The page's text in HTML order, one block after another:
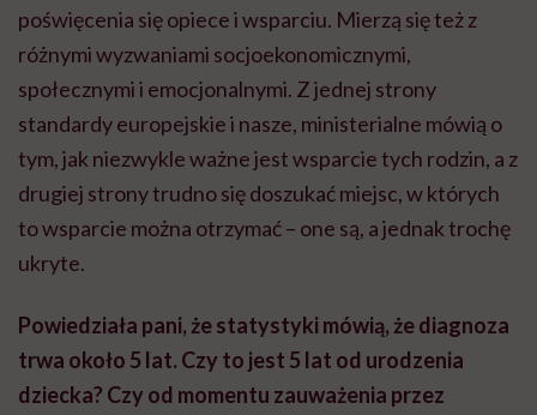
poświęcenia się opiece i wsparciu. Mierzą się też z
różnymi wyzwaniami socjoekonomicznymi,
społecznymi i emocjonalnymi. Z jednej strony
standardy europejskie i nasze, ministerialne mówią o
tym, jak niezwykle ważne jest wsparcie tych rodzin, a z
drugiej strony trudno się doszukać miejsc, w których
to wsparcie można otrzymać – one są, a jednak trochę
ukryte.
Powiedziała pani, że statystyki mówią, że diagnoza
trwa około 5 lat. Czy to jest 5 lat od urodzenia
dziecka? Czy od momentu zauważenia przez